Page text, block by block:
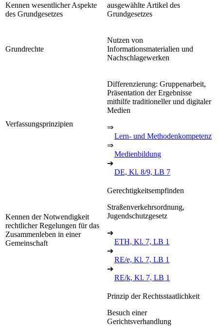
Kennen wesentlicher Aspekte
des Grundgesetzes
ausgewählte Artikel des
Grundgesetzes
Grundrechte
Nutzen von
Informationsmaterialien und
Nachschlagewerken
Verfassungsprinzipien
Differenzierung: Gruppenarbeit,
Präsentation der Ergebnisse
mithilfe traditioneller und digitaler
Medien
⇒
Lern- und Methodenkompetenz
⇒
Medienbildung
➔
DE, Kl. 8/9, LB 7
Kennen der Notwendigkeit
rechtlicher Regelungen für das
Zusammenleben in einer
Gemeinschaft
Gerechtigkeitsempfinden
Straßenverkehrsordnung,
Jugendschutzgesetz
➔
ETH, Kl. 7, LB 1
➔
RE/e, Kl. 7, LB 1
➔
RE/k, Kl. 7, LB 1
Prinzip der Rechtsstaatlichkeit
Besuch einer
Gerichtsverhandlung